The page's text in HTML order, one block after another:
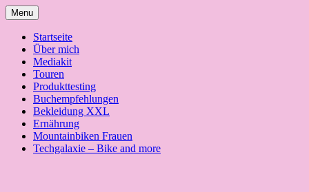
Skip
to
content
Menu
Startseite
Über mich
Mediakit
Touren
Produkttesting
Buchempfehlungen
Bekleidung XXL
Ernährung
Mountainbiken Frauen
Techgalaxie – Bike and more